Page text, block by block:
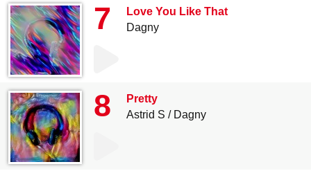
7
Love You Like That
Dagny
8
Pretty
Astrid S
Dagny